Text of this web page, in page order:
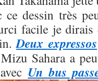
ce dessin très
facile je dirais
Deux expressos
Sahara a
Un bus